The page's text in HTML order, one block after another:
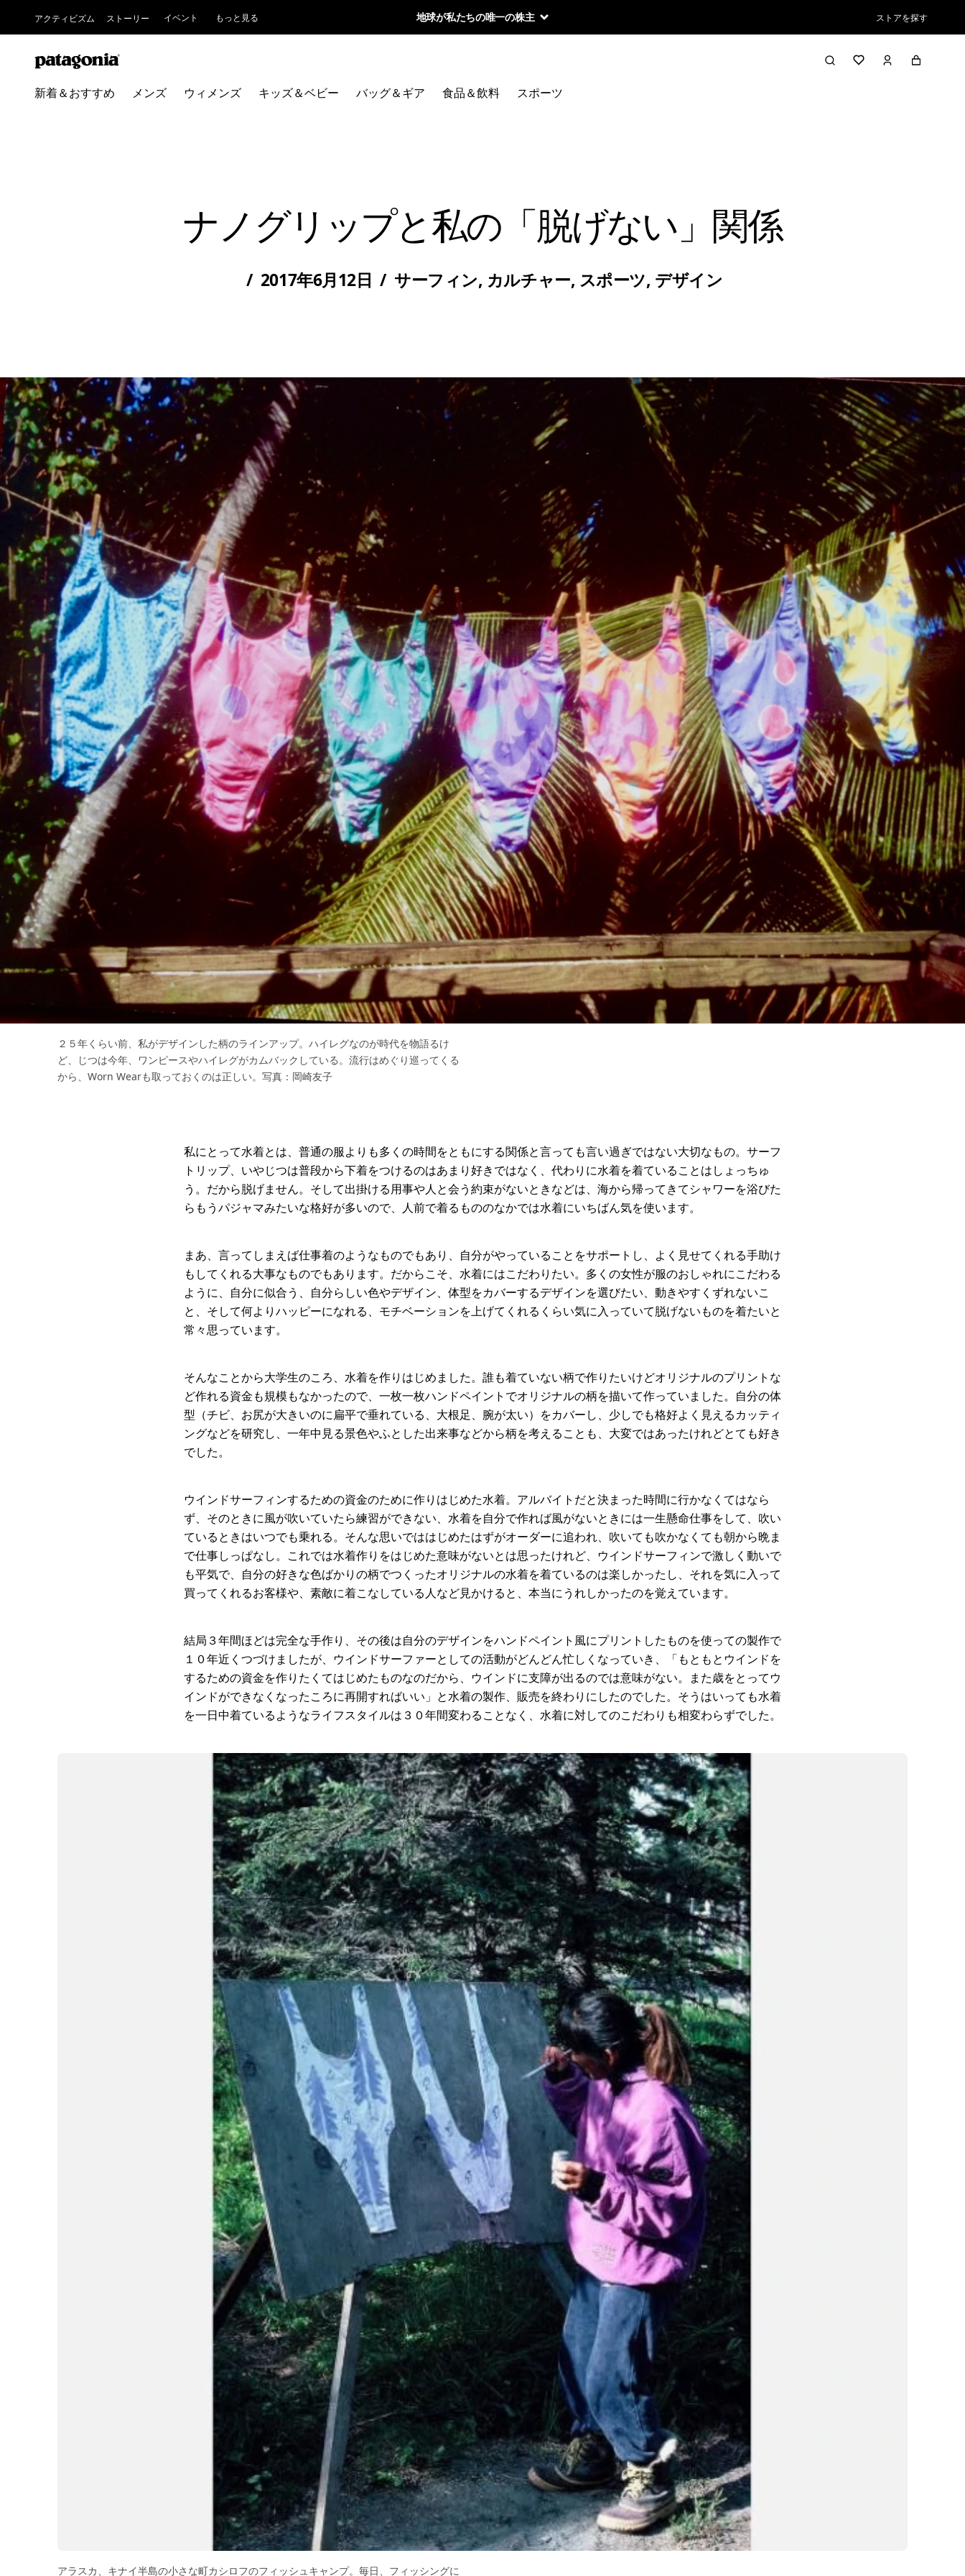
アクティビズム ストーリー イベント もっと見る 地球が私たちの唯一の株主 ストアを探す
新着＆おすすめ メンズ ウィメンズ キッズ＆ベビー バッグ＆ギア 食品＆飲料 スポーツ
ナノグリップと私の「脱げない」関係
/ 2017年6月12日 / サーフィン, カルチャー, スポーツ, デザイン
２５年くらい前、私がデザインした柄のラインアップ。ハイレグなのが時代を物語るけ
ど、じつは今年、ワンピースやハイレグがカムバックしている。流行はめぐり巡ってくる
から、Worn Wearも取っておくのは正しい。写真：岡崎友子
私にとって水着とは、普通の服よりも多くの時間をともにする関係と言っても言い過ぎではない大切なもの。サーフ
トリップ、いやじつは普段から下着をつけるのはあまり好きではなく、代わりに水着を着ていることはしょっちゅ
う。だから脱げません。そして出掛ける用事や人と会う約束がないときなどは、海から帰ってきてシャワーを浴びた
らもうパジャマみたいな格好が多いので、人前で着るもののなかでは水着にいちばん気を使います。
まあ、言ってしまえば仕事着のようなものでもあり、自分がやっていることをサポートし、よく見せてくれる手助け
もしてくれる大事なものでもあります。だからこそ、水着にはこだわりたい。多くの女性が服のおしゃれにこだわる
ように、自分に似合う、自分らしい色やデザイン、体型をカバーするデザインを選びたい、動きやすくずれないこ
と、そして何よりハッピーになれる、モチベーションを上げてくれるくらい気に入っていて脱げないものを着たいと
常々思っています。
そんなことから大学生のころ、水着を作りはじめました。誰も着ていない柄で作りたいけどオリジナルのプリントな
ど作れる資金も規模もなかったので、一枚一枚ハンドペイントでオリジナルの柄を描いて作っていました。自分の体
型（チビ、お尻が大きいのに扁平で垂れている、大根足、腕が太い）をカバーし、少しでも格好よく見えるカッティ
ングなどを研究し、一年中見る景色やふとした出来事などから柄を考えることも、大変ではあったけれどとても好き
でした。
ウインドサーフィンするための資金のために作りはじめた水着。アルバイトだと決まった時間に行かなくてはなら
ず、そのときに風が吹いていたら練習ができない、水着を自分で作れば風がないときには一生懸命仕事をして、吹い
ているときはいつでも乗れる。そんな思いでははじめたはずがオーダーに追われ、吹いても吹かなくても朝から晩ま
で仕事しっぱなし。これでは水着作りをはじめた意味がないとは思ったけれど、ウインドサーフィンで激しく動いで
も平気で、自分の好きな色ばかりの柄でつくったオリジナルの水着を着ているのは楽しかったし、それを気に入って
買ってくれるお客様や、素敵に着こなしている人など見かけると、本当にうれしかったのを覚えています。
結局３年間ほどは完全な手作り、その後は自分のデザインをハンドペイント風にプリントしたものを使っての製作で
１０年近くつづけましたが、ウインドサーファーとしての活動がどんどん忙しくなっていき、「もともとウインドを
するための資金を作りたくてはじめたものなのだから、ウインドに支障が出るのでは意味がない。また歳をとってウ
インドができなくなったころに再開すればいい」と水着の製作、販売を終わりにしたのでした。そうはいっても水着
を一日中着ているようなライフスタイルは３０年間変わることなく、水着に対してのこだわりも相変わらずでした。
アラスカ、キナイ半島の小さな町カシロフのフィッシュキャンプ。毎日、フィッシングに